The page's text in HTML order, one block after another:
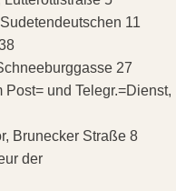
11
27
und Telegr.=Dienst,
Brunecker Straße 8
der